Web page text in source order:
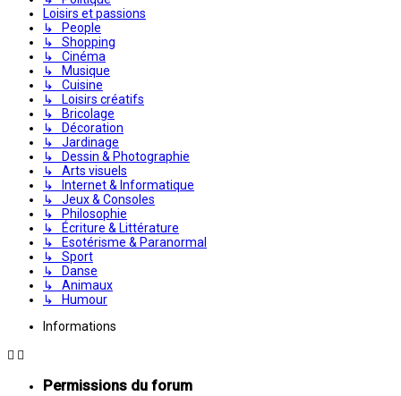
Loisirs et passions
↳ People
↳ Shopping
↳ Cinéma
↳ Musique
↳ Cuisine
↳ Loisirs créatifs
↳ Bricolage
↳ Décoration
↳ Jardinage
↳ Dessin & Photographie
↳ Arts visuels
↳ Internet & Informatique
↳ Jeux & Consoles
↳ Philosophie
↳ Écriture & Littérature
↳ Esotérisme & Paranormal
↳ Sport
↳ Danse
↳ Animaux
↳ Humour
Informations
Permissions du forum